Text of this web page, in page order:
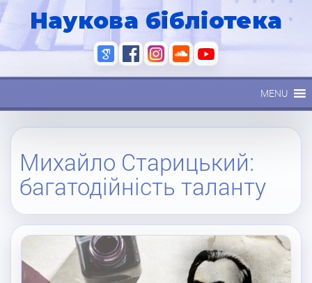
Наукова бібліотека
MENU
Михайло Старицький:
багатодійність таланту